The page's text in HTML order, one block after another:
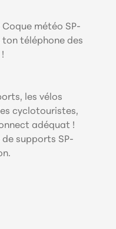
météo SP-
téléphone des
les vélos
cyclotouristes,
adéquat !
supports SP-